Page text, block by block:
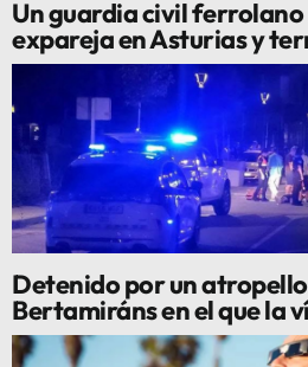
Un guardia civil ferrolano
expareja en Asturias y
Detenido por un
Bertamiráns en el que la